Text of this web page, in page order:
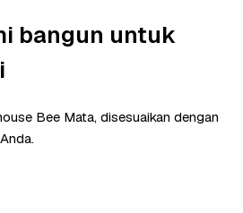
bangun untuk
Bee Mata, disesuaikan dengan